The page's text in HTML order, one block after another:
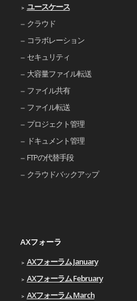
ユースケース
クラウド
コラボレーション
セキュリティ
大容量ファイル転送
ファイル共有
ファイル転送
プロジェクト管理
ドキュメント管理
FTPの代替手段
クラウドバックアップ
AXフォーラ
AXフォーラム January
AXフォーラム February
AXフォーラム March